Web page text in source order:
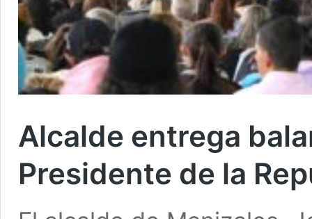
Alcalde entrega
Presidente de la